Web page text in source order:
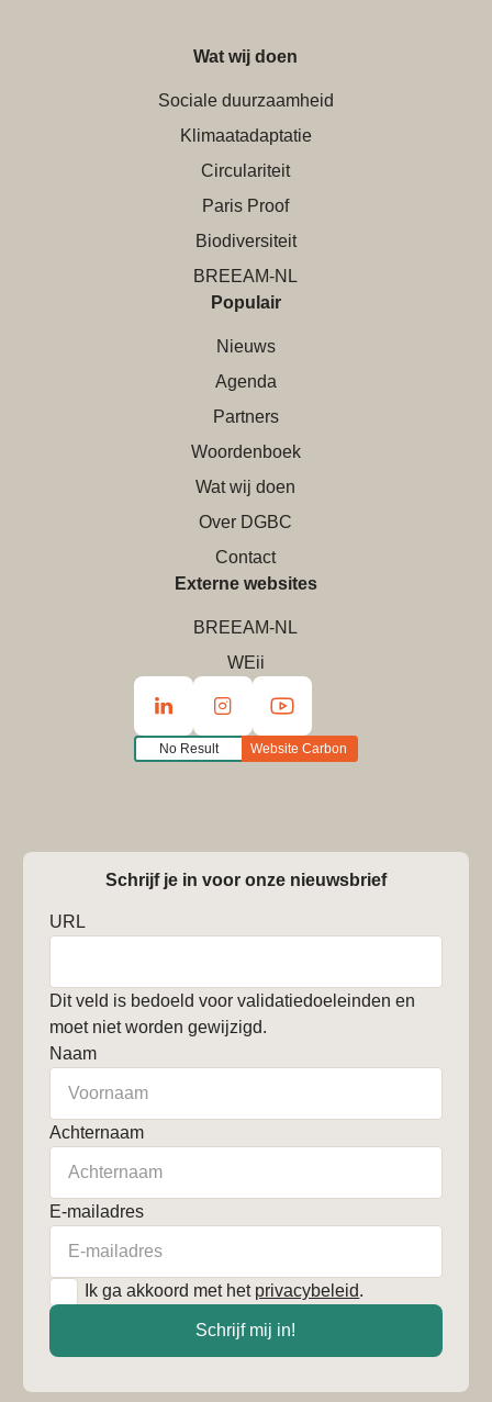
Wat wij doen
Sociale duurzaamheid
Klimaatadaptatie
Circulariteit
Paris Proof
Biodiversiteit
BREEAM-NL
Populair
Nieuws
Agenda
Partners
Woordenboek
Wat wij doen
Over DGBC
Contact
Externe websites
BREEAM-NL
WEii
No Result Website Carbon
Schrijf je in voor onze nieuwsbrief
URL
Dit veld is bedoeld voor validatiedoeleinden en
moet niet worden gewijzigd.
Naam
Achternaam
E-mailadres
Ik ga akkoord met het privacybeleid.
Schrijf mij in!